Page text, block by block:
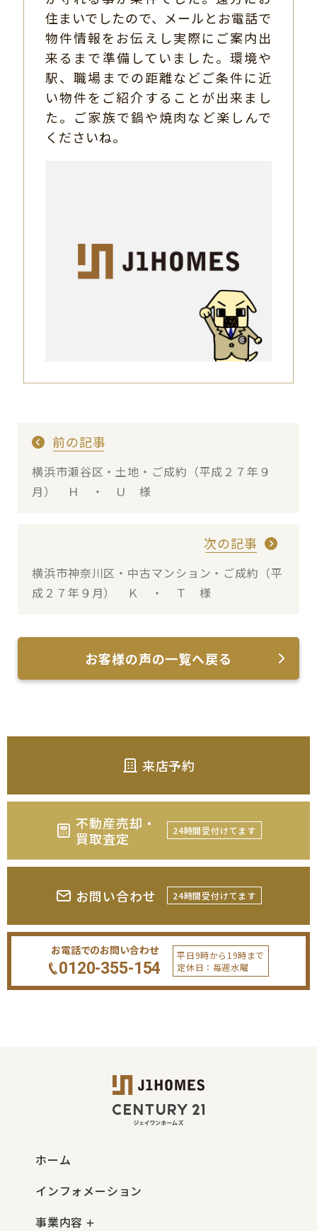
住まいでしたので、メールとお電話で
物件情報をお伝えし実際にご案内出
来るまで準備していました。環境や
駅、職場までの距離などご条件に近
い物件をご紹介することが出来まし
た。ご家族で鍋や焼肉など楽しんで
くださいね。
前の記事
横浜市瀬谷区・土地・ご成約（平成２７年９
月） Ｈ ・ Ｕ 様
次の記事
横浜市神奈川区・中古マンション・ご成約（平
成２７年９月） Ｋ ・ Ｔ 様
お客様の声の一覧へ戻る
来店予約
不動産売却・
買取査定
24時間受付けてます
お問い合わせ 24時間受付けてます
お電話でのお問い合わせ
0120-355-154
平日9時から19時まで
定休日：毎週水曜
ホーム
インフォメーション
事業内容